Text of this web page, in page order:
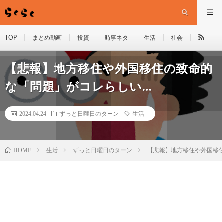
TOP まとめ動画 投資 時事ネタ 生活 社会
【悲報】地方移住や外国移住の致命的
な「問題」がコレらしい…
2024.04.24 ずっと日曜日のターン 生活
HOME 生活 ずっと日曜日のターン 【悲報】地方移住や外国